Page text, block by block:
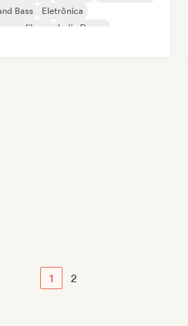
Bass
Eletrônica
para filmes
Indie Dance
1 2